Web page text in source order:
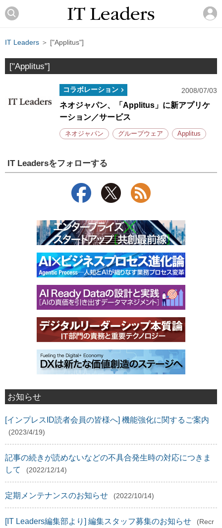
IT Leaders ＞ ["Applitus"]
["Applitus"]
コラボレーション 2008/07/03
ネオジャパン、「Applitus」に新アプリケ
ーション／サービス
ネオジャパン グループウェア Applitus
IT Leadersをフォローする
お知らせ
[インプレスID読者会員の皆様へ] 機能強化に関するご案内
(2023/4/19)
記事の続きが読めないなどの不具合発生時の対応につきま
して
(2022/12/14)
定期メンテナンスのお知らせ (2022/10/14)
[IT Leaders編集部より] 編集スタッフ募集のお知らせ
(Recr